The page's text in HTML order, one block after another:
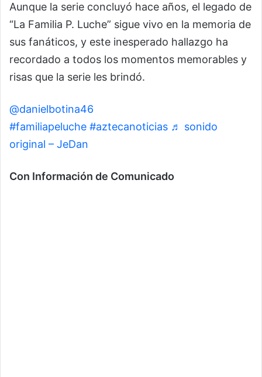
Aunque la serie concluyó hace años, el legado de
“La Familia P. Luche” sigue vivo en la memoria de
sus fanáticos, y este inesperado hallazgo ha
recordado a todos los momentos memorables y
risas que la serie les brindó.
@danielbotina46
#familiapeluche #aztecanoticias ♬ sonido
original – JeDan
Con Información de Comunicado